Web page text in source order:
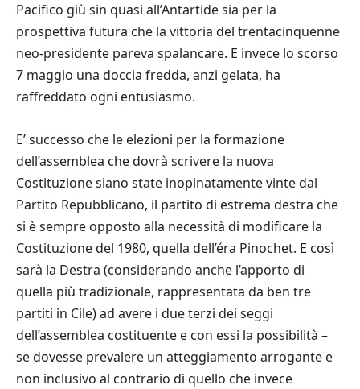
Pacifico giù sin quasi all’Antartide sia per la
prospettiva futura che la vittoria del trentacinquenne
neo-presidente pareva spalancare. E invece lo scorso
7 maggio una doccia fredda, anzi gelata, ha
raffreddato ogni entusiasmo.
E’ successo che le elezioni per la formazione
dell’assemblea che dovrà scrivere la nuova
Costituzione siano state inopinatamente vinte dal
Partito Repubblicano, il partito di estrema destra che
si è sempre opposto alla necessità di modificare la
Costituzione del 1980, quella dell’éra Pinochet. E così
sarà la Destra (considerando anche l’apporto di
quella più tradizionale, rappresentata da ben tre
partiti in Cile) ad avere i due terzi dei seggi
dell’assemblea costituente e con essi la possibilità –
se dovesse prevalere un atteggiamento arrogante e
non inclusivo al contrario di quello che invece